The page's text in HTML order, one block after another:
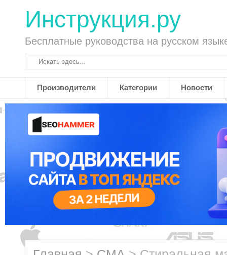
Инструкция.ру
Бесплатные руководства на русском
Производители Категории Новости